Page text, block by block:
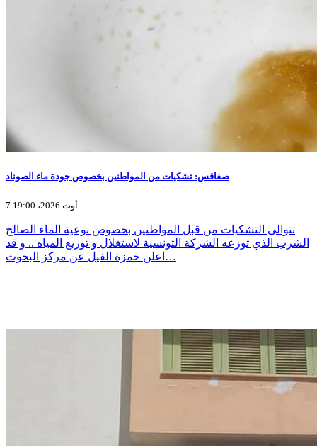
صفاقس: تشكيات من المواطنين بخصوص جودة ماء الصوناد
7 أوت 2026، 19:00
تتوالى التشكيات من قبل المواطنين بخصوص نوعية الماء الصالح
الشرب الذي توزعه الشركة التونسية لاستغلال و توزيع المياه .. و قد
اعلن حمزة الفيل عن مركز البحوث…